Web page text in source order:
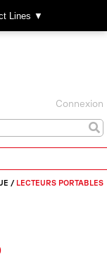
Lines ▼
Connexion
/ LECTEURS PORTABLES